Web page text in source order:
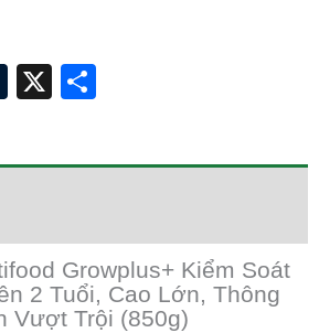
Tumblr
X
Growplus+ Kiểm Soát
2 Tuổi, Cao Lớn, Thông
Vượt Trội (850g)